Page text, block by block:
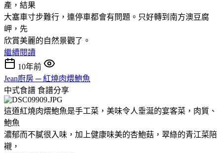
產，結果
大塞車寸步難行，連停車都會有問題。只好轉到南方澳豆腐
岬，先
欣賞美麗的自然景觀了。
繼續閱讀
10年前
Jean廚房 ─ 紅燒肉煨鮑魚
中式食譜 食譜分享
這道紅燒肉煨鮑魚是手工菜，美味令人垂涎的宴客菜，肉質、
鮑魚
濃郁而不膩很入味，加上健康味美的杏鮑菇，翠綠的青江菜陪
襯，